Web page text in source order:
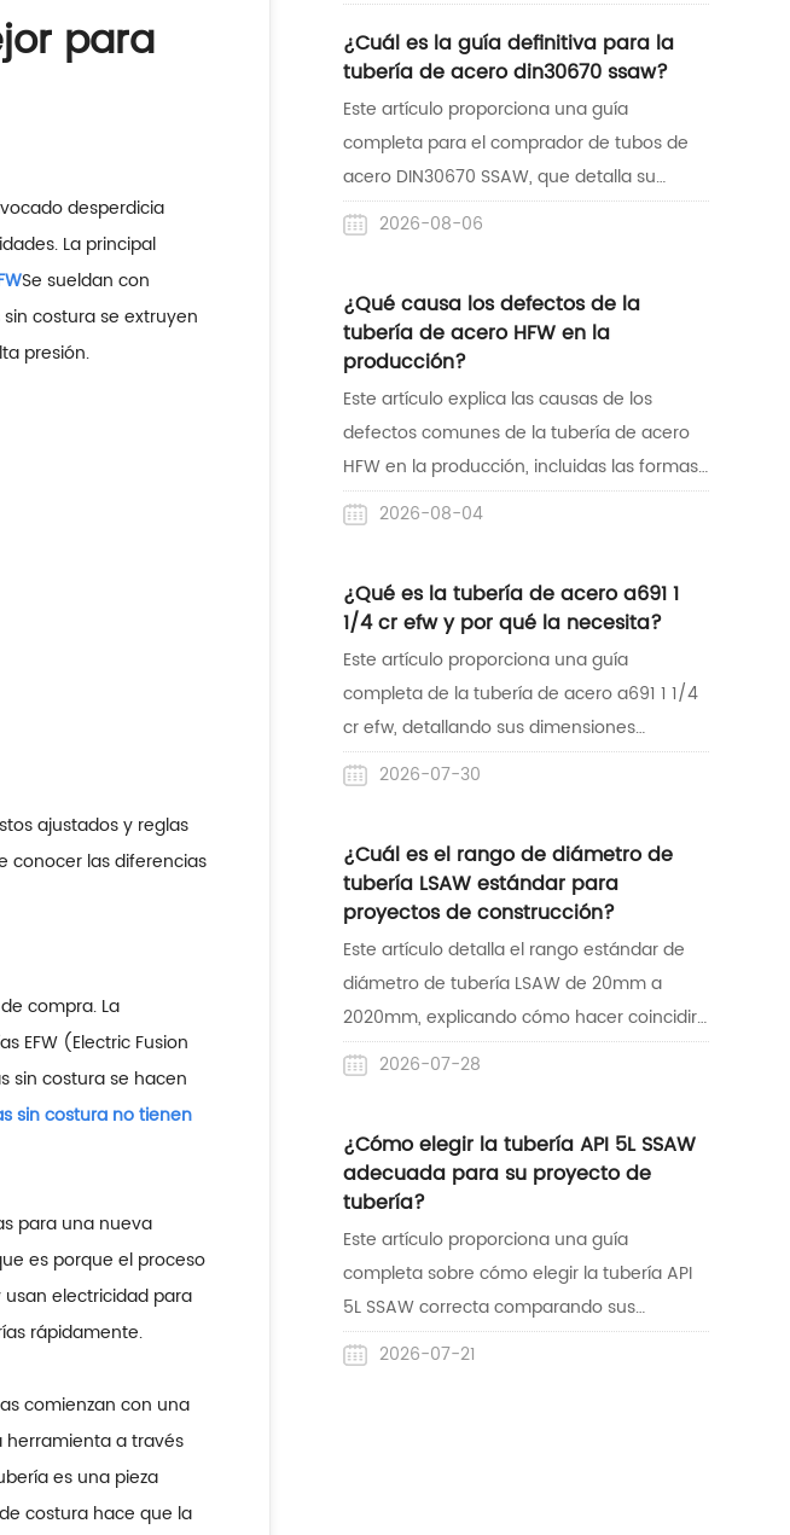
para
desperdicia
La principal
Se sueldan con
costura se extruyen
presión.
ajustados y reglas
conocer las diferencias
compra. La
EFW (Electric Fusion
sin costura se hacen
sin costura no tienen
para una nueva
es porque el proceso
electricidad para
rápidamente.
comienzan con una
herramienta a través
es una pieza
costura hace que la
¿Cuál es la guía definitiva para la
tubería de acero din30670 ssaw?
Este artículo proporciona una guía
completa para el comprador de tubos de
acero DIN30670 SSAW, que detalla su
proceso de fabricación, beneficios
anticorrosión y aplicaciones prácticas.
Centerway Steel como proveedor confiable
con un éxito comprobado de proyectos en
el mercado africano.
2026-08-06
¿Qué causa los defectos de la
tubería de acero HFW en la
producción?
Este artículo explica las causas de los
defectos comunes de la tubería de acero
HFW en la producción, incluidas las formas
anormales de las rebabas, la desalineación
de la soldadura, las hendiduras de la
problemas de fabricación ayuda a los
compradores a identificar fácilmente
soldaduras malas y obtener tuberías de
alta calidad para sus proyectos.
2026-08-04
¿Qué es la tubería de acero a691 1
1/4 cr efw y por qué la necesita?
Este artículo proporciona una guía
completa de la tubería de acero a691 1 1/4
cr efw, detallando sus dimensiones
exactas, propiedades químicas y
resistencia estructural. Destaca por qué
opción más segura y confiable para
aplicaciones industriales de alta
temperatura y alta presión como refinerías
de petróleo y líneas de vapor.
2026-07-30
¿Cuál es el rango de diámetro de
tubería LSAW estándar para
proyectos de construcción?
Este artículo detalla el rango estándar de
diámetro de tubería LSAW de 20mm a
2020mm, explicando cómo hacer coincidir
correctamente las dimensiones con el
grosor de la pared para una construcción
Centerway Steel como un proveedor
confiable con experiencia de entrega de
australiano.
2026-07-28
¿Cómo elegir la tubería API 5L SSAW
adecuada para su proyecto de
tubería?
Este artículo proporciona una guía
completa sobre cómo elegir la tubería API
5L SSAW correcta comparando sus
características con las tuberías LSAW y
revisando su aceptación global. También
2026-07-21